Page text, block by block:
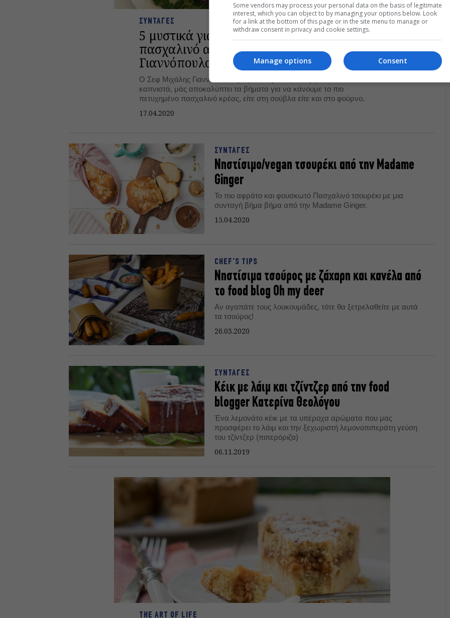
ΣΥΝΤΑΓΕΣ
5 μυστικά για να πετύχετε το τέλειο
πασχαλινό αρνί από τον chef Μιχάλη
Γιαννόπουλο
Ο Σεφ Μιχάλης Γιαννόπουλος, εξειδικευμένος στα ψητά και τα
καπνιστά, μάς αποκαλύπτει τα βήματα για να κάνουμε το πιο
πετυχημένο πασχαλινό κρέας, είτε στη σούβλα είτε και στο φούρνο.
17.04.2020
ΣΥΝΤΑΓΕΣ
Nηστίσιμο/vegan τσουρέκι από την Madame
Ginger
Το πιο αφράτο και φουσκωτό Πασχαλινό τσουρέκι με μια
συνταγή βήμα βήμα από την Madame Ginger.
15.04.2020
CHEF'S TIPS
Νηστίσιμα τσούρος με ζάχαρη και κανέλα από
το food blog Oh my deer
Αν αγαπάτε τους λουκουμάδες, τότε θα ξετρελαθείτε με αυτά
τα τσούρος!
26.03.2020
ΣΥΝΤΑΓΕΣ
Κέικ με λάιμ και τζίντζερ από την food
blogger Κατερίνα Θεολόγου
Ένα λεμονάτο κέικ με τα υπέροχα αρώματα που μας
προσφέρει το λάιμ και την ξεχωριστή λεμονοπιπεράτη γεύση
του τζίντζερ (πιπερόριζα)
06.11.2019
THE ART OF LIFE
Some vendors may process your personal data on the basis of legitimate
interest, which you can object to by managing your options below. Look
for a link at the bottom of this page or in the site menu to manage or
withdraw consent in privacy and cookie settings.
Consent
Manage options